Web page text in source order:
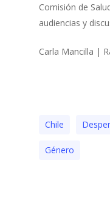
Comisión de
audiencias y
Carla Mancilla |
Chile
Género